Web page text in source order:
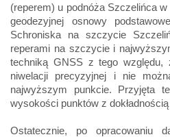
(reperem) u podnóża Szczelińca
geodezyjnej osnowy
Schroniska na szczycie
reperami na szczycie i
techniką GNSS z tego względu,
niwelacji precyzyjnej i nie
najwyższym punkcie. Przyjęta
wysokości punktów z
Ostatecznie, po opracowaniu